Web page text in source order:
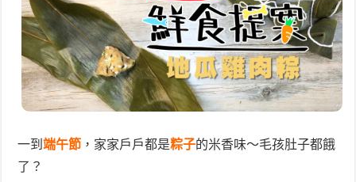
一到端午節 ，家家戶戶都是粽子的米香味～毛孩肚子都餓
了？